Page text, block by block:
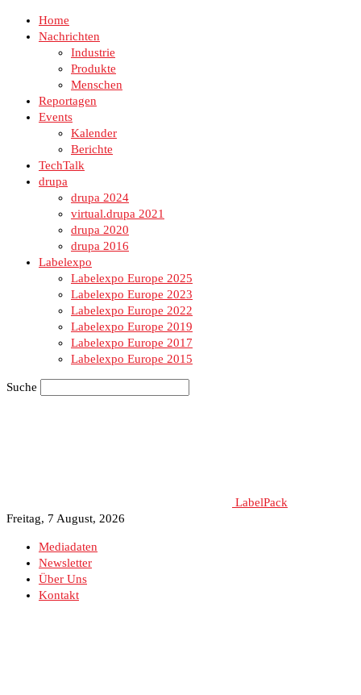
Home
Nachrichten
Industrie
Produkte
Menschen
Reportagen
Events
Kalender
Berichte
TechTalk
drupa
drupa 2024
virtual.drupa 2021
drupa 2020
drupa 2016
Labelexpo
Labelexpo Europe 2025
Labelexpo Europe 2023
Labelexpo Europe 2022
Labelexpo Europe 2019
Labelexpo Europe 2017
Labelexpo Europe 2015
Suche
LabelPack
Freitag, 7 August, 2026
Mediadaten
Newsletter
Über Uns
Kontakt